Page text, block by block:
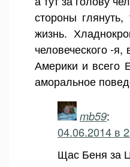
стороны
жизнь.
человеческого -я,
Америки и всего
аморальное
mb59:
04.06.2014 в
Щас Беня за